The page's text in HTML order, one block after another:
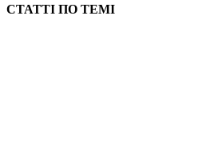
СТАТТІ ПО ТЕМІ